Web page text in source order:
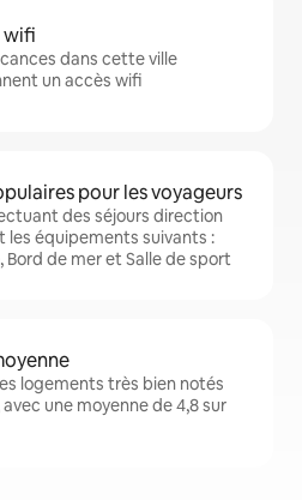
wifi
dans cette ville
un accès wifi
pour les voyageurs
des séjours direction
les équipements suivants :
Bord de mer et Salle de sport
logements très bien notés
une moyenne de 4,8 sur